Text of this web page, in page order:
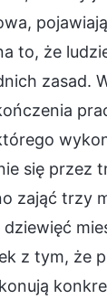
to, że
zasad.
się przez
zająć trzy
z tym, że